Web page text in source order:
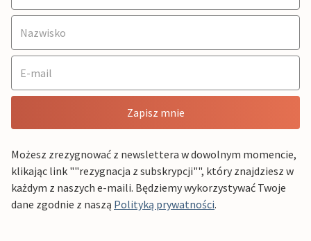
Zapisz mnie
Możesz zrezygnować z newslettera w dowolnym momencie,
klikając link ""rezygnacja z subskrypcji"", który znajdziesz w
każdym z naszych e-maili. Będziemy wykorzystywać Twoje
dane zgodnie z naszą Polityką prywatności.